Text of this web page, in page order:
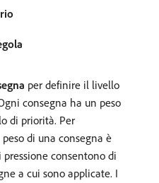
per definire il livello
consegna ha un peso
di priorità. Per
di una consegna è
consentono di
a cui sono applicate. I